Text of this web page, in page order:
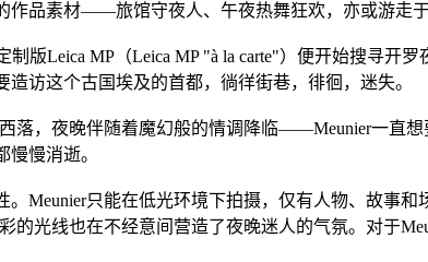
作品素材——旅馆守夜人、午夜热舞狂欢，亦或游走于
制版Leica MP（Leica MP "à la carte"）便开始搜寻
访这个古国埃及的首都，徜徉街巷，徘徊，迷失。
，夜晚伴随着魔幻般的情调降临——Meunier一直
慢消逝。
Meunier只能在低光环境下拍摄，仅有人物、故事
光线也在不经意间营造了夜晚迷人的气氛。对于